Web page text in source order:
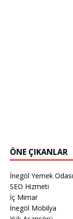
ÖNE ÇIKANLAR
İnegöl Yemek Odası
SEO Hizmeti
İç Mimar
İnegöl Mobilya